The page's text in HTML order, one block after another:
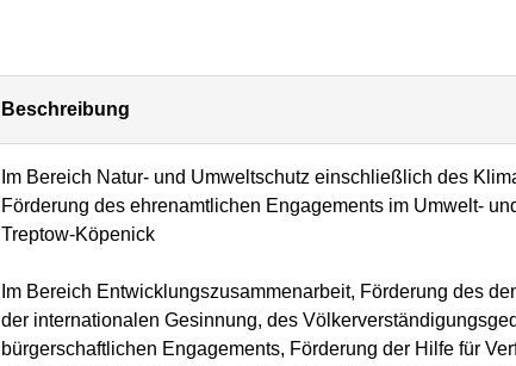
Beschreibung
Im Bereich Natur- und Umweltschutz einschließlich des
Förderung des ehrenamtlichen Engagements im Umwelt-
Treptow-Köpenick
Im Bereich Entwicklungszusammenarbeit, Förderung des
der internationalen Gesinnung, des
bürgerschaftlichen Engagements, Förderung der Hilfe für